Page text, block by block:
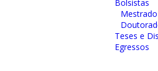
Bolsistas
Mestrado
Teses e
Egressos